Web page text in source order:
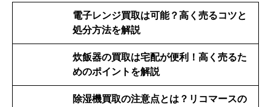
電子レンジ買取は可能？高く売るコツと
処分方法を解説
炊飯器の買取は宅配が便利！高く売るた
めのポイントを解説
除湿機買取の注意点とは？リコマースの